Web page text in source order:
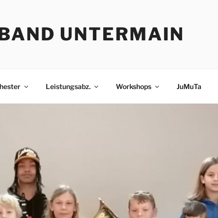
UNTERMAIN
Leistungsabz. Workshops JuMuTa